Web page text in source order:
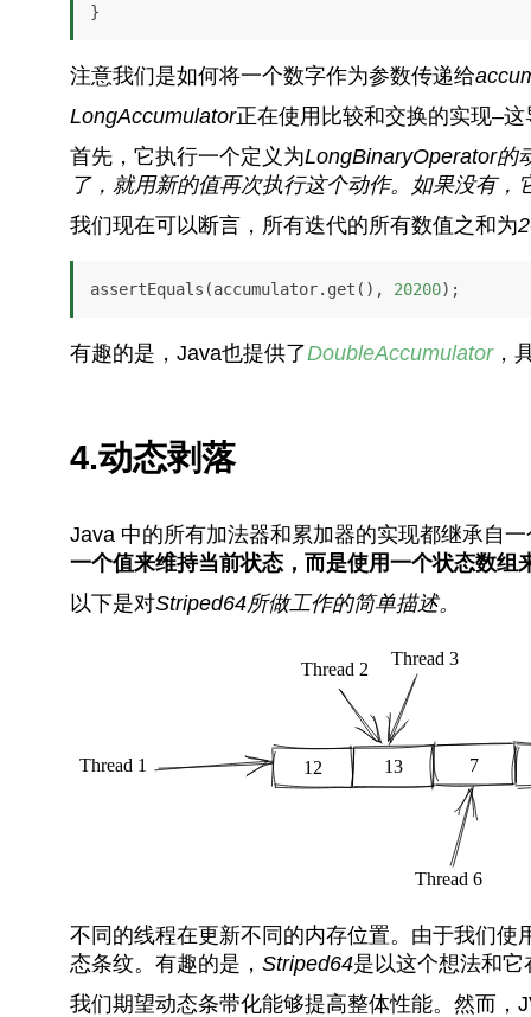
}
注意我们是如何将一个数字作为参数传递给
LongAccumulator正在使用比较和交换的实现–
首先，它执行一个定义为LongBinaryOperator的
了，就用新的值再次执行这个动作。如果没有
我们现在可以断言，所有迭代的所有数值之和为
assertEquals(accumulator.get(), 20200);
有趣的是，Java也提供了DoubleAccumulator，
4.动态剥落
Java 中的所有加法器和累加器的实现都继承自
一个值来维持当前状态，而是使用一个状态数组
以下是对Striped64所做工作的简单描述。
不同的线程在更新不同的内存位置。由于我们
态条纹。有趣的是， Striped64是以这个想法和
我们期望动态条带化能够提高整体性能。然而